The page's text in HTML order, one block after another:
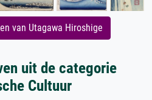
van Utagawa Hiroshige
uit de categorie
Cultuur